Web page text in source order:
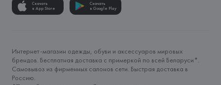
Скачать
в App Store
Скачать
в Google Play
Интернет-магазин одежды, обуви и аксессуаров мировых
брендов. Бесплатная доставка с примеркой по всей Беларуси*.
Самовывоз из фирменных салонов сети. Быстрая доставка в
Россию.